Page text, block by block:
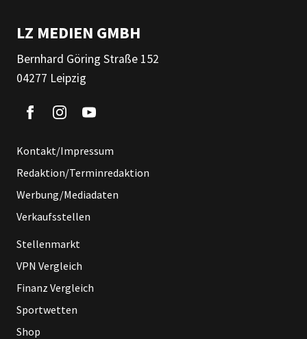
LZ MEDIEN GMBH
Bernhard Göring Straße 152
04277 Leipzig
Kontakt/Impressum
Redaktion/Terminredaktion
Werbung/Mediadaten
Verkaufsstellen
Stellenmarkt
VPN Vergleich
Finanz Vergleich
Sportwetten
Shop